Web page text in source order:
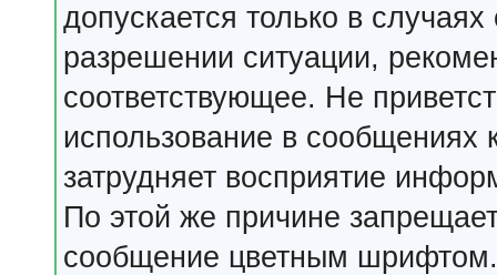
допускается только в
разрешении ситуации,
соответствующее. Не
использование в сообщениях
затрудняет восприятие
По этой же причине
сообщение цветным